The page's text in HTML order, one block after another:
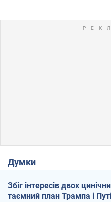
Думки
Збіг інтересів двох
таємний план Трампа і